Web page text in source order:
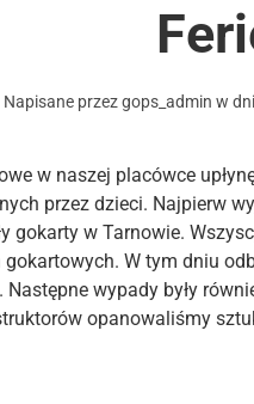
Napisane przezgops_admin w
w naszej placówce
przez dzieci. Najpierw
gokarty w Tarnowie.
gokartowych. W tym dniu
Następne wypady były
opanowaliśmy